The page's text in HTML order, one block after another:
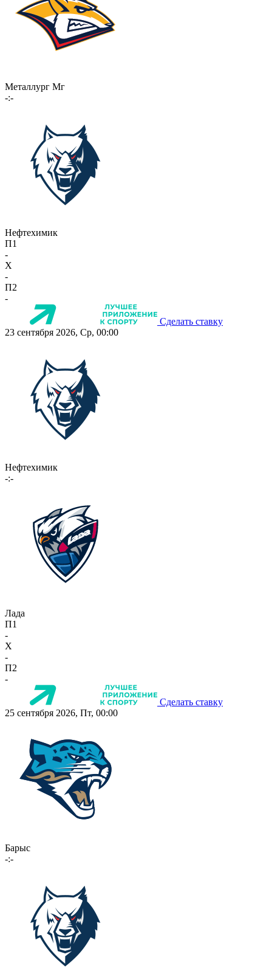
Металлург Мг
-:-
Нефтехимик
П1
-
X
-
П2
-
Сделать ставку
23 сентября 2026, Ср, 00:00
Нефтехимик
-:-
Лада
П1
-
X
-
П2
-
Сделать ставку
25 сентября 2026, Пт, 00:00
Барыс
-:-